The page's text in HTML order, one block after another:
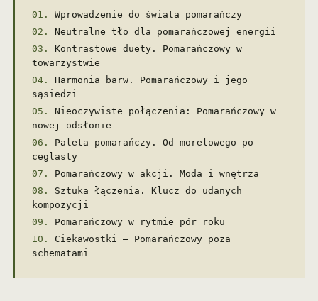
Wprowadzenie do świata pomarańczy
Neutralne tło dla pomarańczowej energii
Kontrastowe duety. Pomarańczowy w
towarzystwie
Harmonia barw. Pomarańczowy i jego
sąsiedzi
Nieoczywiste połączenia: Pomarańczowy w
nowej odsłonie
Paleta pomarańczy. Od morelowego po
ceglasty
Pomarańczowy w akcji. Moda i wnętrza
Sztuka łączenia. Klucz do udanych
kompozycji
Pomarańczowy w rytmie pór roku
Ciekawostki – Pomarańczowy poza
schematami